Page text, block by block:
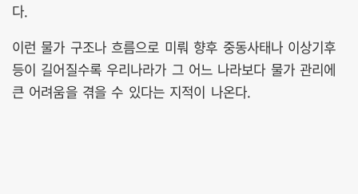
다.
이런 물가 구조나 흐름으로 미뤄 향후 중동사태나 이상기후
등이 길어질수록 우리나라가 그 어느 나라보다 물가 관리에
큰 어려움을 겪을 수 있다는 지적이 나온다.